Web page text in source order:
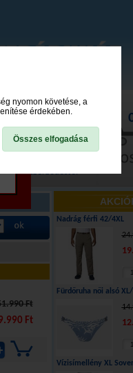
a szerződéstől
Ft
Ft
Nadrág férfi 42/4XL
Fürdőruha női alsó
Vízisímellény XL
nyomon követése, a
érdekében.
Összes elfogadása